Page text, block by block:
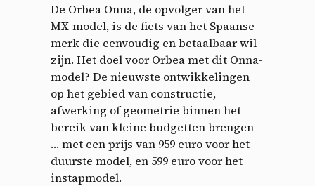
De Orbea Onna, de opvolger van het
MX-model, is de fiets van het Spaanse
merk die eenvoudig en betaalbaar wil
zijn. Het doel voor Orbea met dit Onna-
model? De nieuwste ontwikkelingen
op het gebied van constructie,
afwerking of geometrie binnen het
bereik van kleine budgetten brengen
… met een prijs van 959 euro voor het
duurste model, en 599 euro voor het
instapmodel.